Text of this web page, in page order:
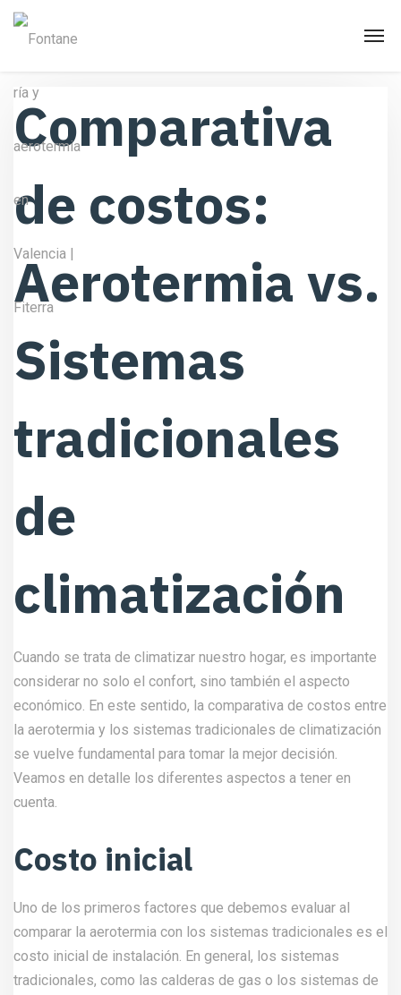
Comparativa
de costos:
Aerotermia vs.
Sistemas
tradicionales
de
climatización
Cuando se trata de climatizar nuestro hogar, es importante
considerar no solo el confort, sino también el aspecto
económico. En este sentido, la comparativa de costos entre
la aerotermia y los sistemas tradicionales de climatización
se vuelve fundamental para tomar la mejor decisión.
Veamos en detalle los diferentes aspectos a tener en
cuenta.
Costo inicial
Uno de los primeros factores que debemos evaluar al
comparar la aerotermia con los sistemas tradicionales es el
costo inicial de instalación. En general, los sistemas
tradicionales, como las calderas de gas o los sistemas de